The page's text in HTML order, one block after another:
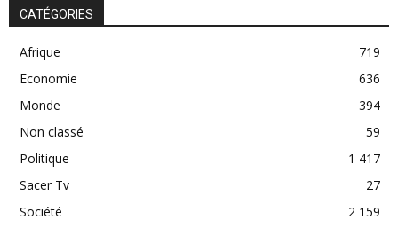
CATÉGORIES
Afrique
719
Economie
636
Monde
394
Non classé
59
Politique
1 417
Sacer Tv
27
Société
2 159